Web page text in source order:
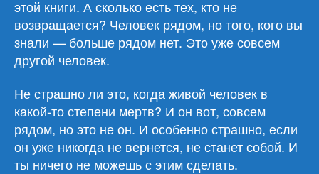
этой книги. А сколько есть тех, кто не
возвращается? Человек рядом, но того, кого вы
знали — больше рядом нет. Это уже совсем
другой человек.
Не страшно ли это, когда живой человек в
какой-то степени мертв? И он вот, совсем
рядом, но это не он. И особенно страшно, если
он уже никогда не вернется, не станет собой. И
ты ничего не можешь с этим сделать.